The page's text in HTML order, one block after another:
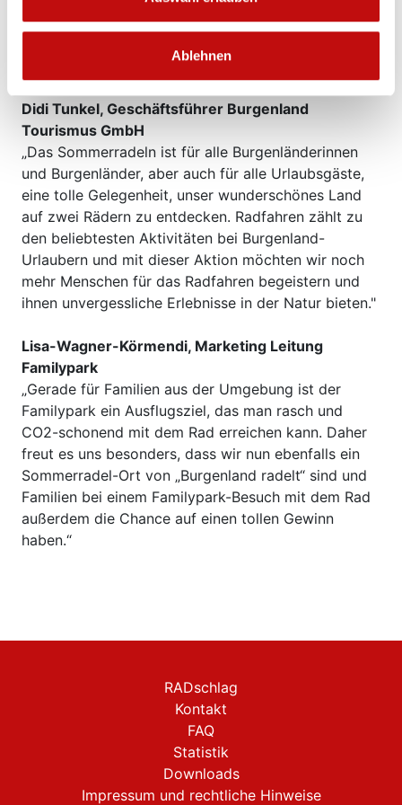
Ablehnen
nächsten Jahren die Anzahl der Radfahrenden weiter
Radland Nummer 1 zu machen.“
Didi Tunkel, Geschäftsführer Burgenland
Tourismus GmbH
„Das Sommerradeln ist für alle Burgenländerinnen
und Burgenländer, aber auch für alle Urlaubsgäste,
eine tolle Gelegenheit, unser wunderschönes Land
auf zwei Rädern zu entdecken. Radfahren zählt zu
den beliebtesten Aktivitäten bei Burgenland-
Urlaubern und mit dieser Aktion möchten wir noch
mehr Menschen für das Radfahren begeistern und
ihnen unvergessliche Erlebnisse in der Natur bieten."
Lisa-Wagner-Körmendi, Marketing Leitung
Familypark
„Gerade für Familien aus der Umgebung ist der
Familypark ein Ausflugsziel, das man rasch und
CO2-schonend mit dem Rad erreichen kann. Daher
freut es uns besonders, dass wir nun ebenfalls ein
Sommerradel-Ort von „Burgenland radelt“ sind und
Familien bei einem Familypark-Besuch mit dem Rad
außerdem die Chance auf einen tollen Gewinn
haben.“
RADschlag
Kontakt
FAQ
Statistik
Downloads
Impressum und rechtliche Hinweise